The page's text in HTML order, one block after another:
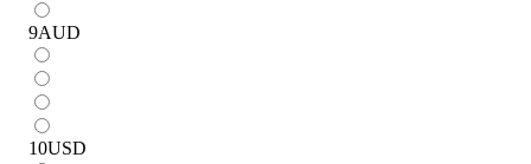
9AUD
10USD